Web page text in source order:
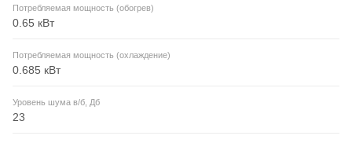
Потребляемая мощность (обогрев)
0.65 кВт
Потребляемая мощность (охлаждение)
0.685 кВт
Уровень шума в/б, Дб
23